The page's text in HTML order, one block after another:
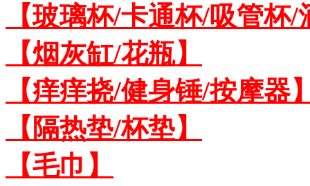
【玻璃杯/卡通杯/吸管杯/
【烟灰缸/花瓶】
【痒痒挠/健身锤/按摩器
【隔热垫/杯垫】
【毛巾】